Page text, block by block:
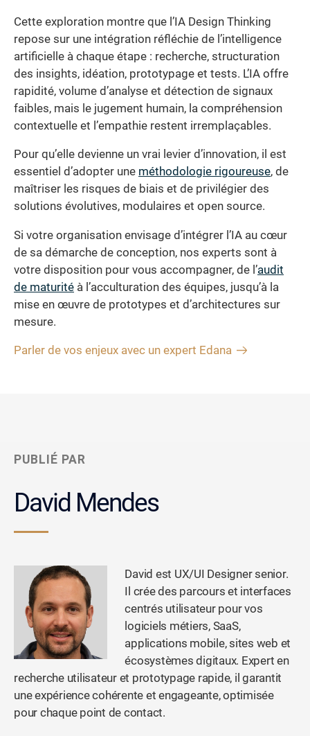
Cette exploration montre que l’IA Design Thinking
repose sur une intégration réfléchie de l’intelligence
artificielle à chaque étape : recherche, structuration
des insights, idéation, prototypage et tests. L’IA offre
rapidité, volume d’analyse et détection de signaux
faibles, mais le jugement humain, la compréhension
contextuelle et l’empathie restent irremplaçables.
Pour qu’elle devienne un vrai levier d’innovation, il est
essentiel d’adopter une méthodologie rigoureuse, de
maîtriser les risques de biais et de privilégier des
solutions évolutives, modulaires et open source.
Si votre organisation envisage d’intégrer l’IA au cœur
de sa démarche de conception, nos experts sont à
votre disposition pour vous accompagner, de l’audit
de maturité à l’acculturation des équipes, jusqu’à la
mise en œuvre de prototypes et d’architectures sur
mesure.
Parler de vos enjeux avec un expert Edana
PUBLIÉ PAR
David Mendes
David est UX/UI Designer senior.
Il crée des parcours et interfaces
centrés utilisateur pour vos
logiciels métiers, SaaS,
applications mobile, sites web et
écosystèmes digitaux. Expert en
recherche utilisateur et prototypage rapide, il garantit
une expérience cohérente et engageante, optimisée
pour chaque point de contact.